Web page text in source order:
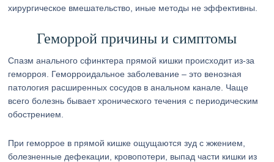
хирургическое вмешательство, иные методы не эффективны.
Геморрой причины и симптомы
Спазм анального сфинктера прямой кишки происходит из-за
геморроя. Геморроидальное заболевание – это венозная
патология расширенных сосудов в анальном канале. Чаще
всего болезнь бывает хронического течения с периодическим
обострением.
При геморрое в прямой кишке ощущаются зуд с жжением,
болезненные дефекации, кровопотери, выпад части кишки из